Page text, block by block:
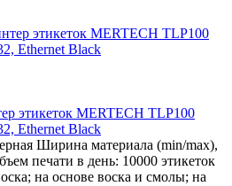
этикеток MERTECH TLP100
Ethernet Black
Ширина материала (min/max),
печати в день: 10000 этикеток
на основе воска и смолы; на